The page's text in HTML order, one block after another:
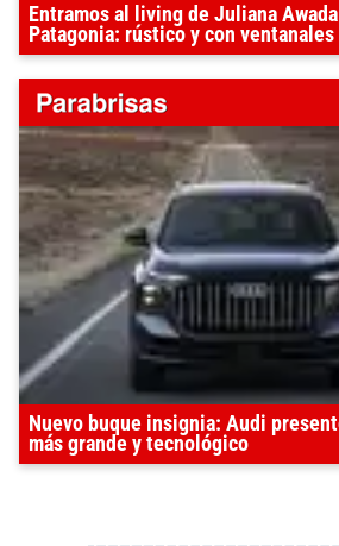
Entramos al living de Juliana
Patagonia: rústico y con
Nuevo buque insignia: Audi
más grande y tecnológico